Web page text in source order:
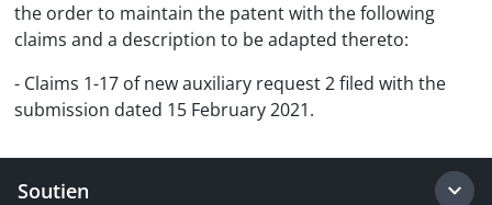
the order to maintain the patent with the following
claims and a description to be adapted thereto:
- Claims 1-17 of new auxiliary request 2 filed with the
submission dated 15 February 2021.
Soutien